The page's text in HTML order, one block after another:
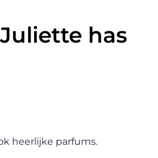
has
heerlijke parfums.